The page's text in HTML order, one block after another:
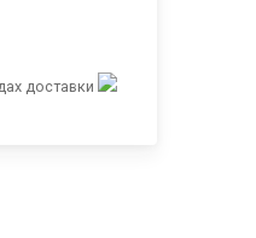
доставки